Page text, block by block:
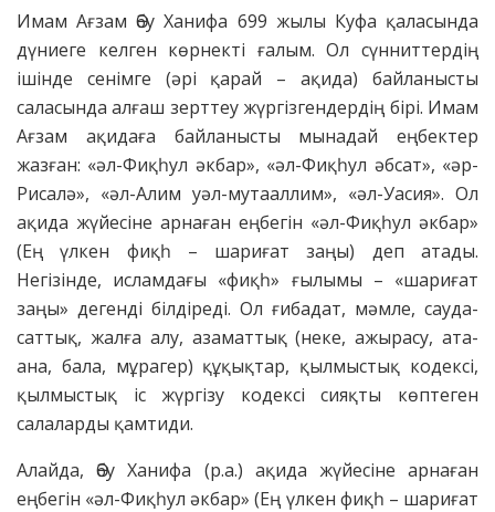
Имам Ағзам Әбу Ханифа 699 жылы Куфа қаласында
дүниеге келген көрнекті ғалым. Ол сүнниттердің
ішінде сенімге (әрі қарай – ақида) байланысты
саласында алғаш зерттеу жүргізгендердің бірі. Имам
Ағзам ақидаға байланысты мынадай еңбектер
жазған: «әл-Фиқһул әкбар», «әл-Фиқһул әбсат», «әр-
Рисалә», «әл-Алим уәл-мутааллим», «әл-Уасия». Ол
ақида жүйесіне арнаған еңбегін «әл-Фиқһул әкбар»
(Ең үлкен фиқһ – шариғат заңы) деп атады.
Негізінде, исламдағы «фиқһ» ғылымы – «шариғат
заңы» дегенді білдіреді. Ол ғибадат, мәмле, сауда-
саттық, жалға алу, азаматтық (неке, ажырасу, ата-
ана, бала, мұрагер) құқықтар, қылмыстық кодексі,
қылмыстық іс жүргізу кодексі сияқты көптеген
салаларды қамтиди.
Алайда, Әбу Ханифа (р.а.) ақида жүйесіне арнаған
еңбегін «әл-Фиқһул әкбар» (Ең үлкен фиқһ – шариғат